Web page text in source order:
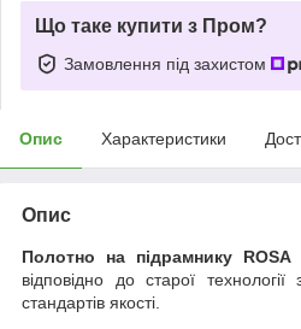
Що таке купити з Пром?
Замовлення під захистом
Опис Характеристики
Опис
Полотно на підрамнику ROSA
відповідно до старої
стандартів якості.